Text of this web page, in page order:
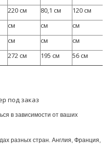
220 см 80,1 см
120 см
см см
см
см см
см
272 см 195 см 56 см
под заказ
в зависимости от ваших
разных стран. Англия, Франция,